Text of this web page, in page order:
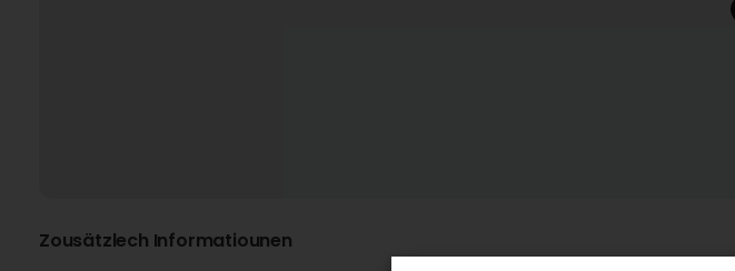
Zousätzlech Informatiounen